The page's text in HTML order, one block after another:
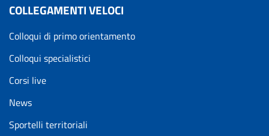
COLLEGAMENTI VELOCI
Colloqui di primo orientamento
Colloqui specialistici
Corsi live
News
Sportelli territoriali